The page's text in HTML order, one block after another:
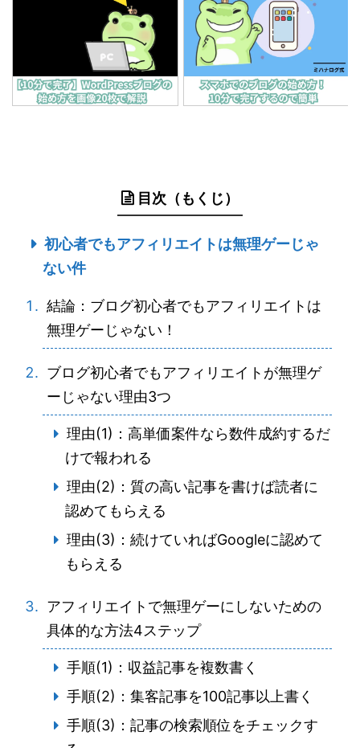
目次（もくじ）
初心者でもアフィリエイトは無理ゲーじゃ
ない件
結論：ブログ初心者でもアフィリエイトは
無理ゲーじゃない！
ブログ初心者でもアフィリエイトが無理ゲ
ーじゃない理由3つ
理由(1)：高単価案件なら数件成約するだ
けで報われる
理由(2)：質の高い記事を書けば読者に
認めてもらえる
理由(3)：続けていればGoogleに認めて
もらえる
アフィリエイトで無理ゲーにしないための
具体的な方法4ステップ
手順(1)：収益記事を複数書く
手順(2)：集客記事を100記事以上書く
手順(3)：記事の検索順位をチェックす